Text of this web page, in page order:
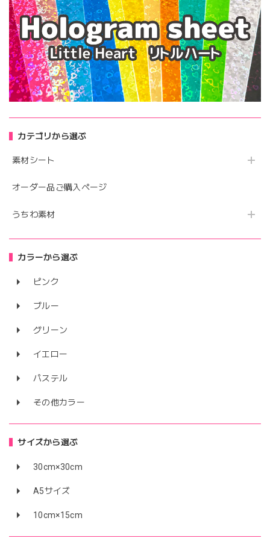
カテゴリから選ぶ
素材シート
オーダー品ご購入ページ
うちわ素材
カラーから選ぶ
ピンク
ブルー
グリーン
イエロー
パステル
その他カラー
サイズから選ぶ
30cm×30cm
A5サイズ
10cm×15cm